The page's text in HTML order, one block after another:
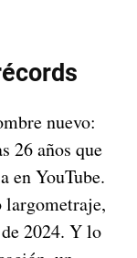
nuevo:
26 años que
en YouTube.
largometraje,
2024. Y lo